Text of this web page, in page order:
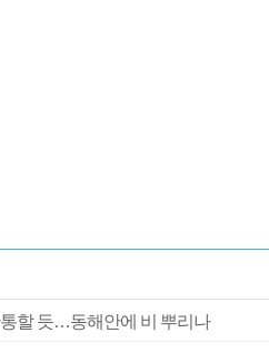
할 듯…동해안에 비 뿌리나